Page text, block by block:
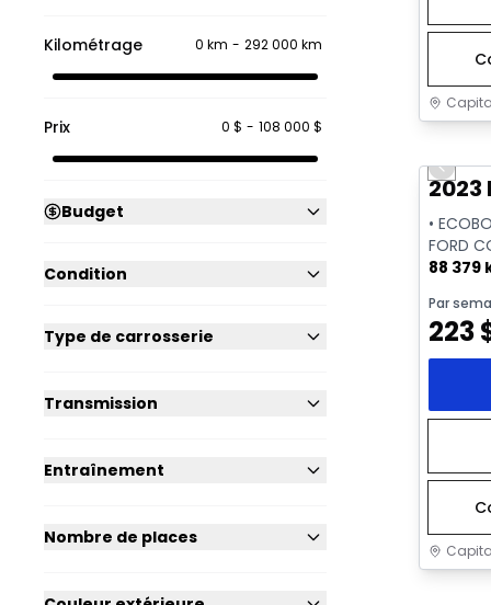
Kilométrage 0 km - 292 000 km
Prix 0 $ - 108 000 $
Budget
Condition
Type de carrosserie
Transmission
Entraînement
Nombre de places
Très
2023
•
FORD
88 379
Par
223
Très